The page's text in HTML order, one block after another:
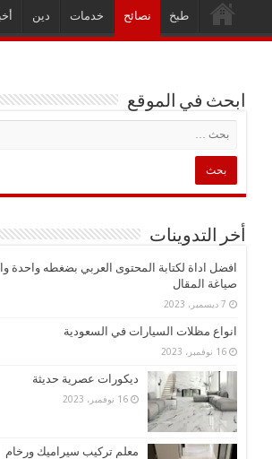
طبخ نصائح خدمات دين
ابحث في الموقع
أخر التدوينات
افضل اداة لكتابة المحتوى العربي بضغطه واحدة
صياغة المقال
7 ديسمبر، 2023
انواع مظلات السيارات في السعودية
16 نوفمبر، 2023
ديكورات عصرية حديثة
16 نوفمبر، 2023
معلم تركيب سيراميك ورخام